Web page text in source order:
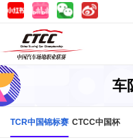
车
TCR中国锦标赛 CTCC中国杯